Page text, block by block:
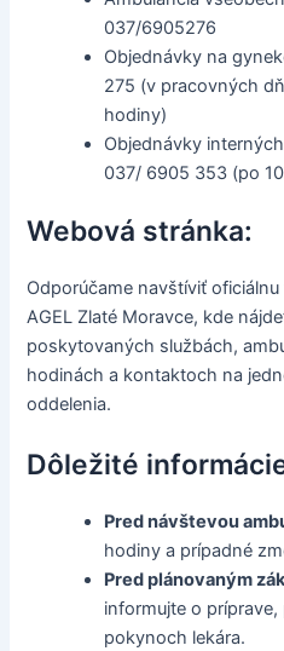
037/6905276
Objednávky na
275 (v pracovných
hodiny)
Objednávky
037/ 6905 353 (po
Webová stránka:
Odporúčame navštíviť
AGEL Zlaté Moravce, kde
poskytovaných službách,
hodinách a kontaktoch na
oddelenia.
Dôležité
Pred návštevou
hodiny a prípadné
Pred plánovaným
informujte o
pokynoch lekára.